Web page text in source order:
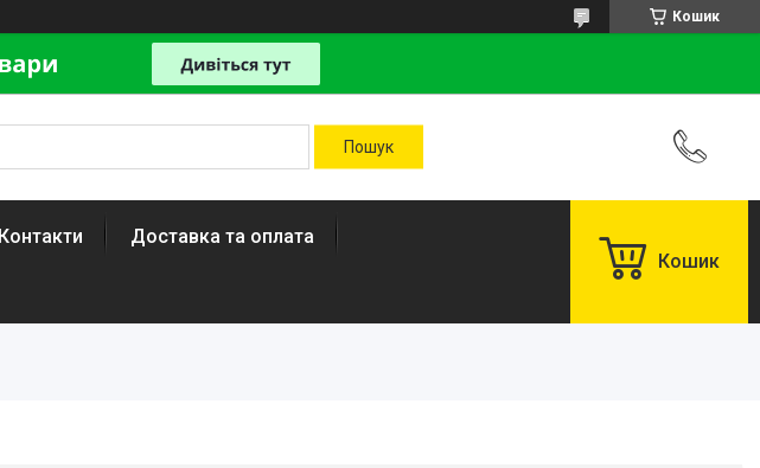
Кошик
Контакти Доставка та оплата
Кошик